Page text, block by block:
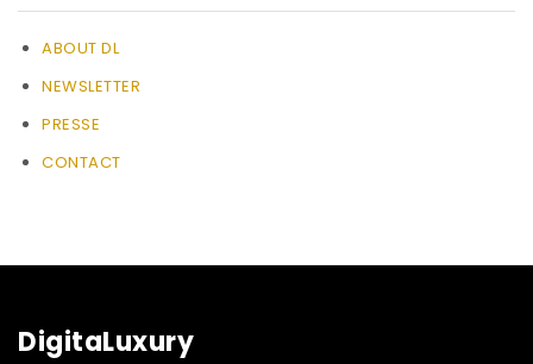
ABOUT DL
NEWSLETTER
PRESSE
CONTACT
DigitaLuxury